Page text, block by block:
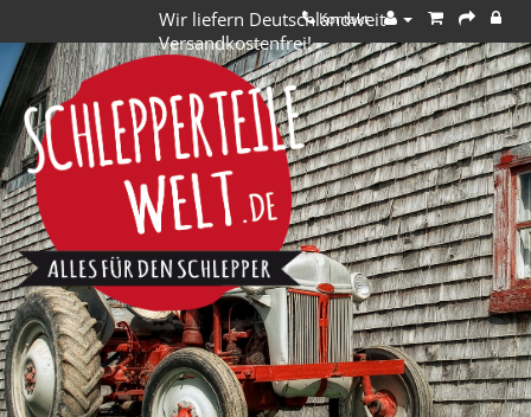
Wir liefern Deutschlandweit
Versandkostenfrei!
Kontakt